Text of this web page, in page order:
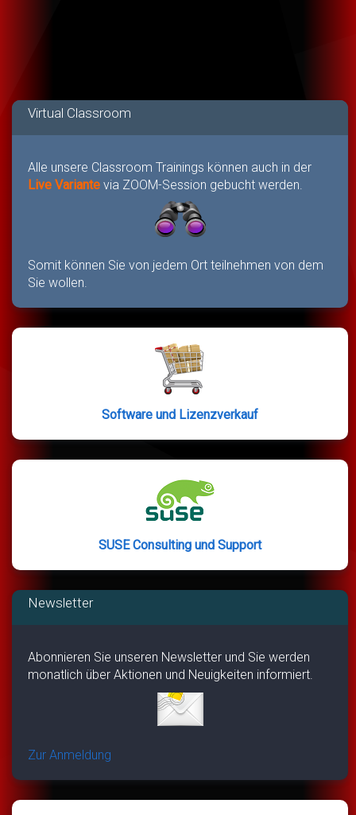
Virtual Classroom
Alle unsere Classroom Trainings können auch in der
Live Variante via ZOOM-Session gebucht werden.
Somit können Sie von jedem Ort teilnehmen von dem
Sie wollen.
Software und Lizenzverkauf
SUSE Consulting und Support
Newsletter
Abonnieren Sie unseren Newsletter und Sie werden
monatlich über Aktionen und Neuigkeiten informiert.
Zur Anmeldung